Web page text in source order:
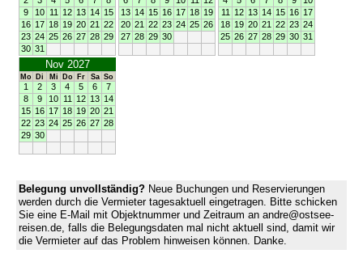
9
10 11 12 13 14 15
16 17 18 19 20 21 22
23 24 25 26 27 28 29
30 31
13 14 15 16 17 18 19
20 21 22 23 24 25 26
27 28 29 30
11
12 13 14 15 16 17
18 19 20 21 22 23 24
25 26 27 28 29 30 31
Nov 2027
Mo Di Mi Do Fr Sa So
1 2 3 4 5 6
7
8
9 10 11 12 13 14
15 16 17 18 19 20 21
22 23 24 25 26 27 28
29 30
Belegung unvollständig? Neue Buchungen und Reservierungen
werden durch die Vermieter tagesaktuell eingetragen. Bitte schicken
Sie eine E-Mail mit Objektnummer und Zeitraum an andre@ostsee-
reisen.de, falls die Belegungsdaten mal nicht aktuell sind, damit wir
die Vermieter auf das Problem hinweisen können. Danke.